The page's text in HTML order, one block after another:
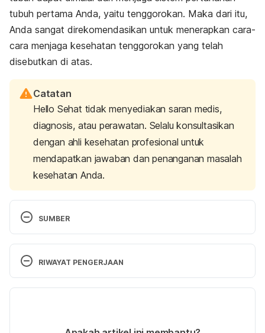
tubuh pertama Anda, yaitu tenggorokan. Maka dari itu,
Anda sangat direkomendasikan untuk menerapkan cara-
cara menjaga kesehatan tenggorokan yang telah
disebutkan di atas.
Catatan
Hello Sehat tidak menyediakan saran medis,
diagnosis, atau perawatan. Selalu konsultasikan
dengan ahli kesehatan profesional untuk
mendapatkan jawaban dan penanganan masalah
kesehatan Anda.
SUMBER
Nose and throat. (2021). Retrieved 11 January
2021, from https://www.healthdirect.gov.au/nose-
and-throat
https://www.mayoclinic.org/diseases-
RIWAYAT PENGERJAAN
Ditulis oleh
dr. Ferucha Moulanda, Sp.THT-KL